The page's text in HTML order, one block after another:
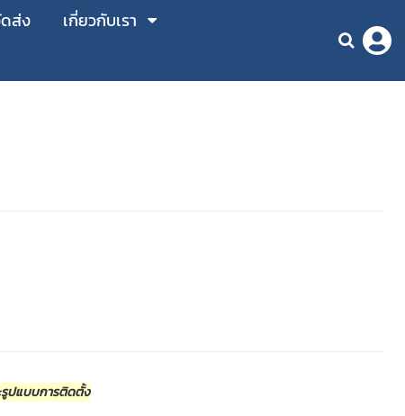
ดส่ง
เกี่ยวกับเรา
ปแบบการติดตั้ง